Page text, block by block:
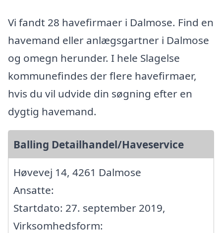
Vi fandt 28 havefirmaer i Dalmose. Find en
havemand eller anlægsgartner i Dalmose
og omegn herunder. I hele Slagelse
kommunefindes der flere havefirmaer,
hvis du vil udvide din søgning efter en
dygtig havemand.
Balling Detailhandel/Haveservice
Høvevej 14, 4261 Dalmose
Ansatte:
Startdato: 27. september 2019,
Virksomhedsform: